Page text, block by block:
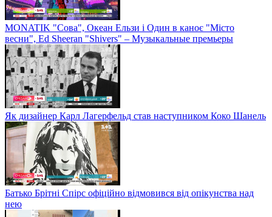
MONATIK "Сова", Океан Ельзи і Один в каноє "Місто
весни", Ed Sheeran "Shivers" – Музыкальные премьеры
Як дизайнер Карл Лагерфельд став наступником Коко Шанель
Батько Брітні Спірс офіційно відмовився від опікунства над
нею